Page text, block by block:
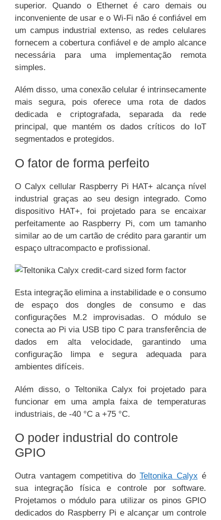
superior. Quando o Ethernet é caro demais ou
inconveniente de usar e o Wi-Fi não é confiável em
um campus industrial extenso, as redes celulares
fornecem a cobertura confiável e de amplo alcance
necessária para uma implementação remota
simples.
Além disso, uma conexão celular é intrinsecamente
mais segura, pois oferece uma rota de dados
dedicada e criptografada, separada da rede
principal, que mantém os dados críticos do IoT
segmentados e protegidos.
O fator de forma perfeito
O Calyx cellular Raspberry Pi HAT+ alcança nível
industrial graças ao seu design integrado. Como
dispositivo HAT+, foi projetado para se encaixar
perfeitamente ao Raspberry Pi, com um tamanho
similar ao de um cartão de crédito para garantir um
espaço ultracompacto e profissional.
Esta integração elimina a instabilidade e o consumo
de espaço dos dongles de consumo e das
configurações M.2 improvisadas. O módulo se
conecta ao Pi via USB tipo C para transferência de
dados em alta velocidade, garantindo uma
configuração limpa e segura adequada para
ambientes difíceis.
Além disso, o Teltonika Calyx foi projetado para
funcionar em uma ampla faixa de temperaturas
industriais, de -40 °C a +75 °C.
O poder industrial do controle
GPIO
Outra vantagem competitiva do Teltonika Calyx é
sua integração física e controle por software.
Projetamos o módulo para utilizar os pinos GPIO
dedicados do Raspberry Pi e alcançar um controle